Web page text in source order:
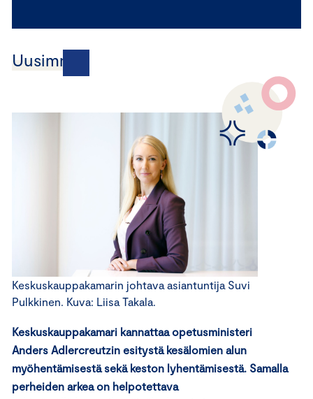
Uusimmat
Keskuskauppakamarin johtava asiantuntija Suvi
Pulkkinen. Kuva: Liisa Takala.
Keskuskauppakamari kannattaa opetusministeri
Anders Adlercreutzin esitystä kesälomien alun
myöhentämisestä sekä keston lyhentämisestä. Samalla
perheiden arkea on helpotettava